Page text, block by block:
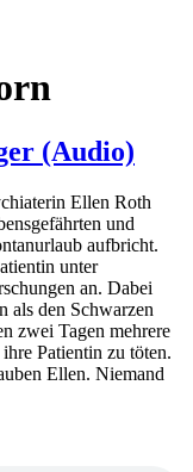
(Audio)
Ellen Roth
und
aufbricht.
unter
an. Dabei
als den Schwarzen
zwei Tagen mehrere
Patientin zu töten.
Ellen. Niemand